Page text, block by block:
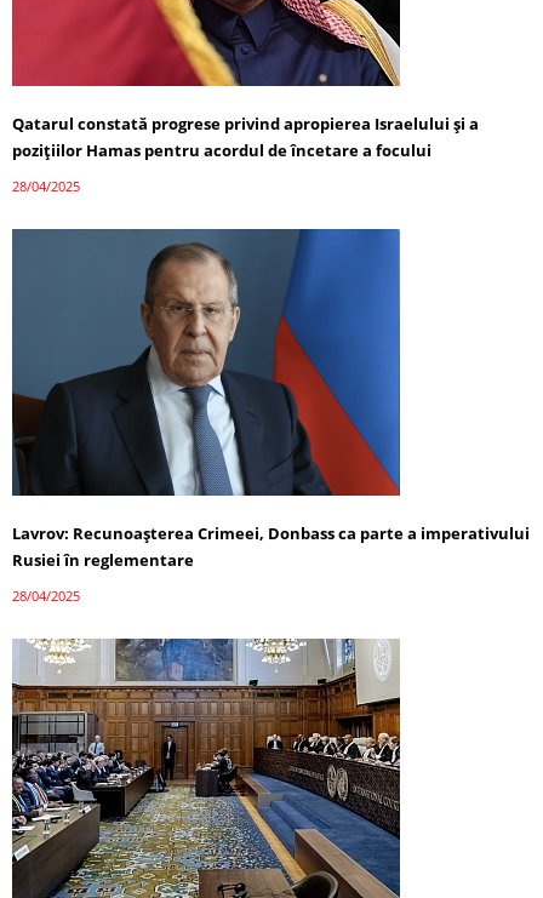
Qatarul constată progrese privind apropierea Israelului și a
pozițiilor Hamas pentru acordul de încetare a focului
28/04/2025
Lavrov: Recunoașterea Crimeei, Donbass ca parte a imperativului
Rusiei în reglementare
28/04/2025